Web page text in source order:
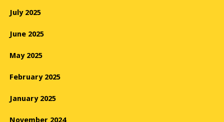
July 2025
June 2025
May 2025
February 2025
January 2025
November 2024